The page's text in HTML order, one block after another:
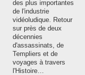
des plus importantes
de l'industrie
vidéoludique. Retour
sur près de deux
décennies
d'assassinats, de
Templiers et de
voyages à travers
l'Histoire…